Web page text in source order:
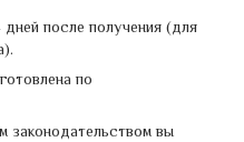
после получения (для
по
законодательством вы